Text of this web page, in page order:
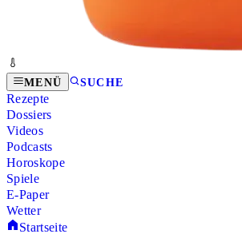
MENÜ SUCHE
Rezepte
Dossiers
Videos
Podcasts
Horoskope
Spiele
E-Paper
Wetter
Startseite